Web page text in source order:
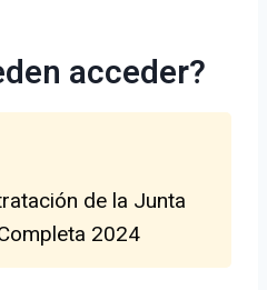
acceder?
de la Junta
2024